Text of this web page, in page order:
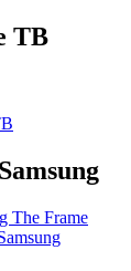
ТВ
The Frame